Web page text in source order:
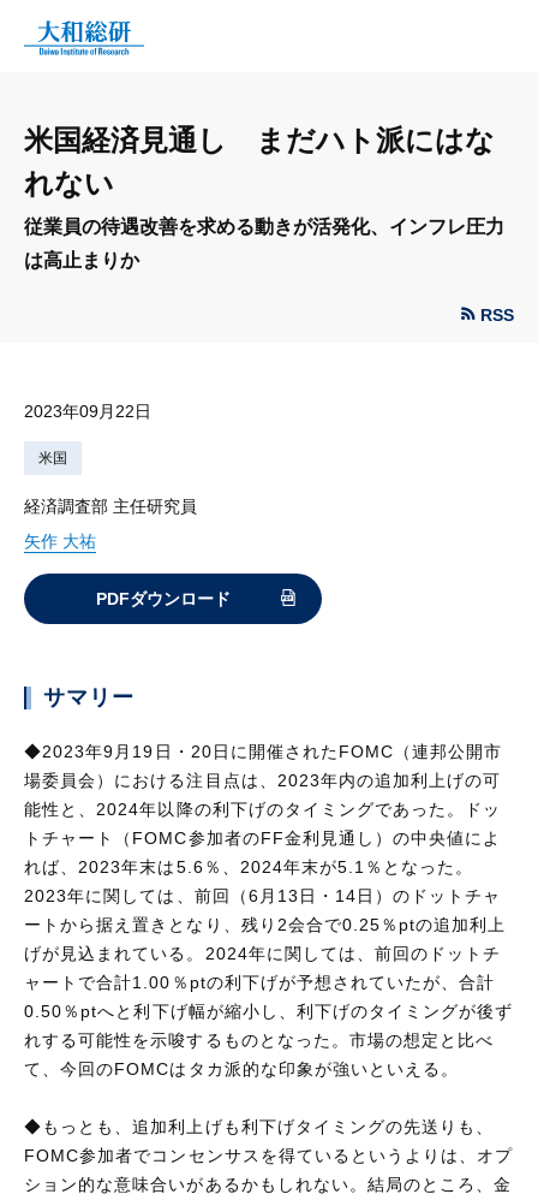
米国経済見通し まだハト派にはな
れない
従業員の待遇改善を求める動きが活発化、インフレ圧力
は高止まりか
RSS
2023年09月22日
米国
経済調査部 主任研究員
矢作 大祐
PDFダウンロード
サマリー
◆2023年9月19日・20日に開催されたFOMC（連邦公開市
場委員会）における注目点は、2023年内の追加利上げの可
能性と、2024年以降の利下げのタイミングであった。ドッ
トチャート（FOMC参加者のFF金利見通し）の中央値によ
れば、2023年末は5.6％、2024年末が5.1％となった。
2023年に関しては、前回（6月13日・14日）のドットチャ
ートから据え置きとなり、残り2会合で0.25％ptの追加利上
げが見込まれている。2024年に関しては、前回のドットチ
ャートで合計1.00％ptの利下げが予想されていたが、合計
0.50％ptへと利下げ幅が縮小し、利下げのタイミングが後ず
れする可能性を示唆するものとなった。市場の想定と比べ
て、今回のFOMCはタカ派的な印象が強いといえる。
◆もっとも、追加利上げも利下げタイミングの先送りも、
FOMC参加者でコンセンサスを得ているというよりは、オプ
ション的な意味合いがあるかもしれない。結局のところ、金